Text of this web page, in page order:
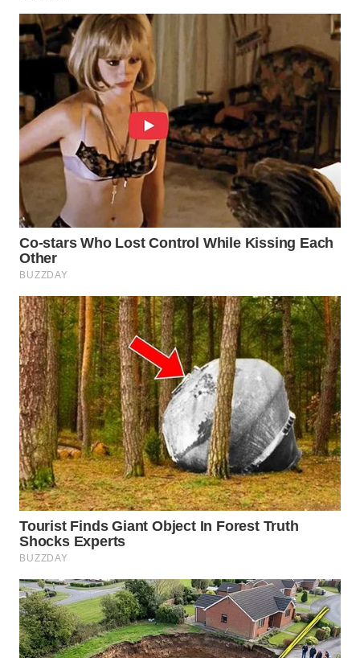
WN
KEPULAUAN
SERIBU
WN
TANGERANG
WN
WN
CIREBON
WN
INDRAMAYU
WN
KUNINGAN
WN
MAJALENGKA
WN
SUBANG
WN
SUKABUMI
WN
PURWAKARTA